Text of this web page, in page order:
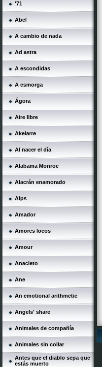
'71
Abel
A cambio de nada
Ad astra
A escondidas
A esmorga
Ágora
Aire libre
Akelarre
Al nacer el día
Alabama Monroe
Alacrán enamorado
Alps
Amador
Amores locos
Amour
Anacleto
Ane
An emotional arithmetic
Angels' share
Animales de compañía
Animales sin collar
Antes que el diablo sepa que
estás muerto